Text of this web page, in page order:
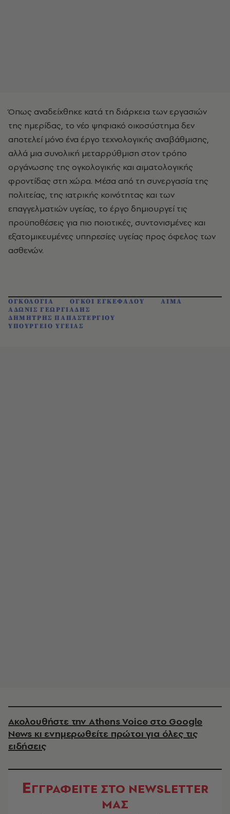
Όπως αναδείχθηκε κατά τη διάρκεια των εργασιών
της ημερίδας, το νέο ψηφιακό οικοσύστημα δεν
αποτελεί μόνο ένα έργο τεχνολογικής αναβάθμισης,
αλλά μια συνολική μεταρρύθμιση στον τρόπο
οργάνωσης της ογκολογικής και αιματολογικής
φροντίδας στη χώρα. Μέσα από τη συνεργασία της
πολιτείας, της ιατρικής κοινότητας και των
επαγγελματιών υγείας, το έργο δημιουργεί τις
προϋποθέσεις για πιο ποιοτικές, συντονισμένες και
εξατομικευμένες υπηρεσίες υγείας προς όφελος των
ασθενών.
ΟΓΚΟΛΟΓΙΑ ΟΓΚΟΙ ΕΓΚΕΦΑΛΟΥ
ΑΙΜΑ
ΑΔΩΝΙΣ ΓΕΩΡΓΙΑΔΗΣ
ΔΗΜΗΤΡΗΣ ΠΑΠΑΣΤΕΡΓΙΟΥ
ΥΠΟΥΡΓΕΙΟ ΥΓΕΙΑΣ
Ακολουθήστε την Athens Voice στο Google
News κι ενημερωθείτε πρώτοι για όλες τις
ειδήσεις
ΕΓΓΡΑΦΕΙΤΕ ΣΤΟ NEWSLETTER
ΜΑΣ